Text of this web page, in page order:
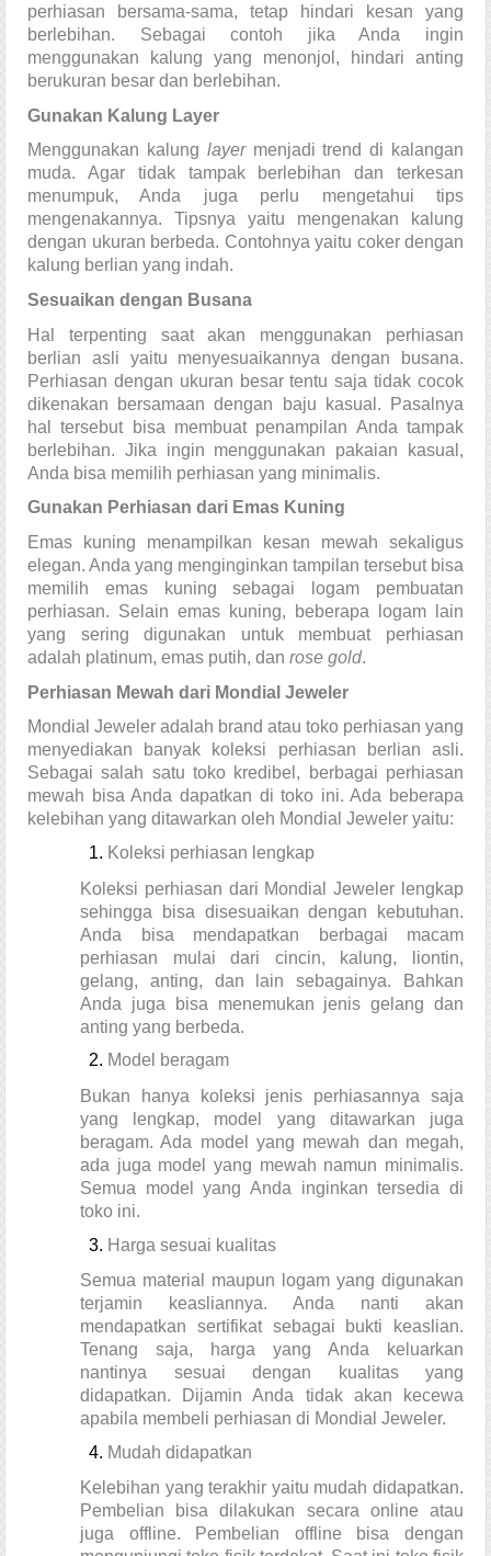
perhiasan bersama-sama, tetap hindari kesan yang
berlebihan. Sebagai contoh jika Anda ingin
menggunakan kalung yang menonjol, hindari anting
berukuran besar dan berlebihan.
Gunakan Kalung Layer
Menggunakan kalung layer menjadi trend di kalangan
muda. Agar tidak tampak berlebihan dan terkesan
menumpuk, Anda juga perlu mengetahui tips
mengenakannya. Tipsnya yaitu mengenakan kalung
dengan ukuran berbeda. Contohnya yaitu coker dengan
kalung berlian yang indah.
Sesuaikan dengan Busana
Hal terpenting saat akan menggunakan perhiasan
berlian asli
yaitu menyesuaikannya dengan busana.
Perhiasan dengan ukuran besar tentu saja tidak cocok
dikenakan bersamaan dengan baju kasual. Pasalnya
hal tersebut bisa membuat penampilan Anda tampak
berlebihan. Jika ingin menggunakan pakaian kasual,
Anda bisa memilih perhiasan yang minimalis.
Gunakan Perhiasan dari Emas Kuning
Emas kuning menampilkan kesan mewah sekaligus
elegan. Anda yang menginginkan tampilan tersebut bisa
memilih emas kuning sebagai logam pembuatan
perhiasan. Selain emas kuning, beberapa logam lain
yang sering digunakan untuk membuat perhiasan
adalah platinum, emas putih, dan rose gold.
Perhiasan Mewah dari Mondial Jeweler
Mondial Jeweler adalah brand atau toko perhiasan yang
menyediakan banyak koleksi perhiasan berlian asli.
Sebagai salah satu toko kredibel, berbagai perhiasan
mewah bisa Anda dapatkan di toko ini. Ada beberapa
kelebihan yang ditawarkan oleh Mondial Jeweler yaitu:
Koleksi perhiasan lengkap
Koleksi perhiasan dari Mondial Jeweler lengkap
sehingga bisa disesuaikan dengan kebutuhan.
Anda bisa mendapatkan berbagai macam
perhiasan mulai dari cincin, kalung, liontin,
gelang, anting, dan lain sebagainya. Bahkan
Anda juga bisa menemukan jenis gelang dan
anting yang berbeda.
Model beragam
Bukan hanya koleksi jenis perhiasannya saja
yang lengkap, model yang ditawarkan juga
beragam. Ada model yang mewah dan megah,
ada juga model yang mewah namun minimalis.
Semua model yang Anda inginkan tersedia di
toko ini.
Harga sesuai kualitas
Semua material maupun logam yang digunakan
terjamin keasliannya. Anda nanti akan
mendapatkan sertifikat sebagai bukti keaslian.
Tenang saja, harga yang Anda keluarkan
nantinya sesuai dengan kualitas yang
didapatkan. Dijamin Anda tidak akan kecewa
apabila membeli perhiasan di Mondial Jeweler.
Mudah didapatkan
Kelebihan yang terakhir yaitu mudah didapatkan.
Pembelian bisa dilakukan secara online atau
juga offline. Pembelian offline bisa dengan